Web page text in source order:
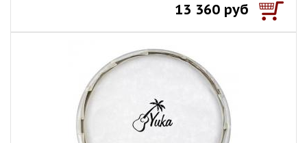
13 360 руб